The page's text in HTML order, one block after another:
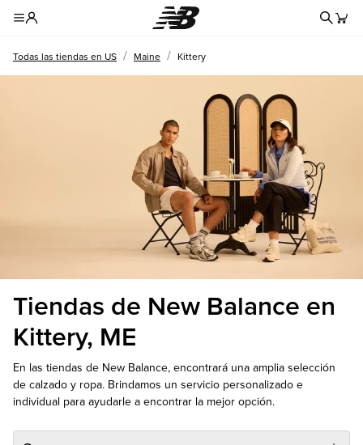
Todas las tiendas en US / Maine / Kittery
Tiendas de New Balance en
Kittery, ME
En las tiendas de New Balance, encontrará una amplia selección
de calzado y ropa. Brindamos un servicio personalizado e
individual para ayudarle a encontrar la mejor opción.